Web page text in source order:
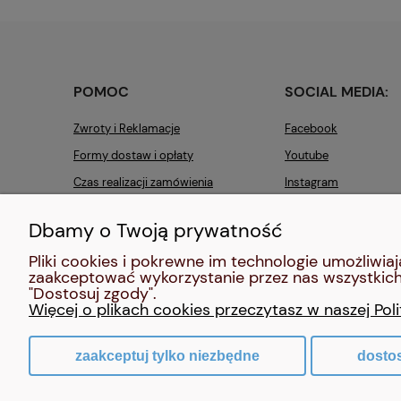
POMOC
Zwroty i Reklamacje
Formy dostaw i opłaty
Czas realizacji zamówienia
SOCIAL MEDIA:
Facebook
Youtube
Instagram
Dbamy o Twoją prywatność
Pliki cookies i pokrewne im technologie
zaakceptować wykorzystanie przez nas
"Dostosuj zgody".
Więcej o plikach cookies przeczytasz w naszej
zaakceptuj tylko niezbędne